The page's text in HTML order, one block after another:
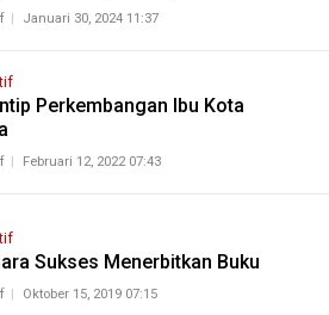
Januari 30, 2024 11:37
Perkembangan Ibu Kota
Februari 12, 2022 07:43
Sukses Menerbitkan Buku
Oktober 15, 2019 07:15